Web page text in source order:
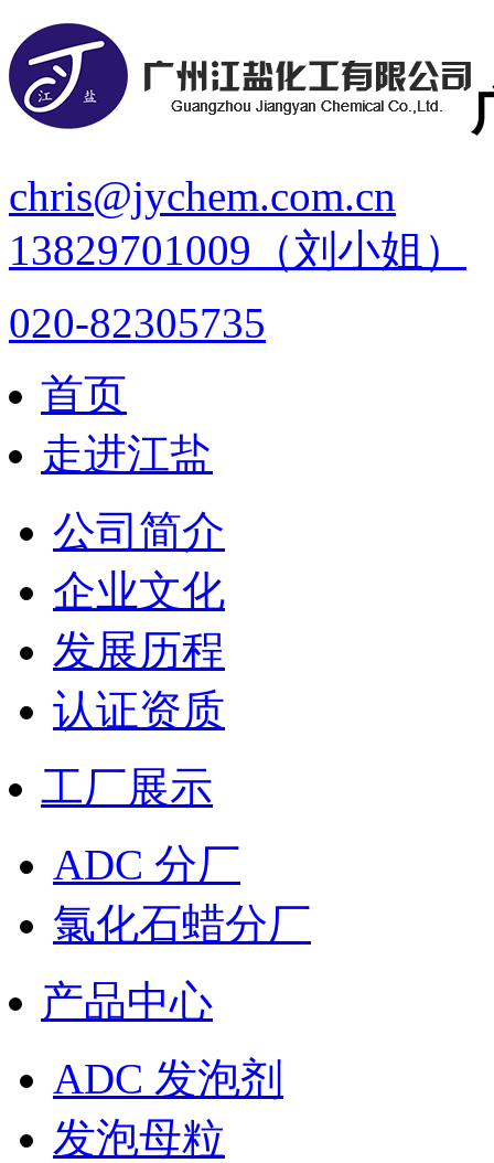
chris@jychem.com.cn
13829701009（刘小姐）
020-82305735
首页
走进江盐
公司简介
企业文化
发展历程
认证资质
工厂展示
ADC 分厂
氯化石蜡分厂
产品中心
ADC 发泡剂
发泡母粒